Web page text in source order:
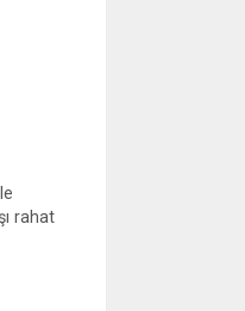
rahat